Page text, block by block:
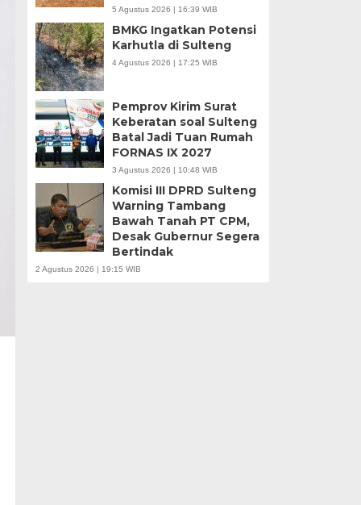
5 Agustus 2026 | 16:39 WIB
BMKG Ingatkan Potensi
Karhutla di Sulteng
4 Agustus 2026 | 17:25 WIB
Pemprov Kirim Surat
Keberatan soal Sulteng
Batal Jadi Tuan Rumah
FORNAS IX 2027
3 Agustus 2026 | 10:48 WIB
Komisi III DPRD Sulteng
Warning Tambang
Bawah Tanah PT CPM,
Desak Gubernur Segera
Bertindak
2 Agustus 2026 | 19:15 WIB